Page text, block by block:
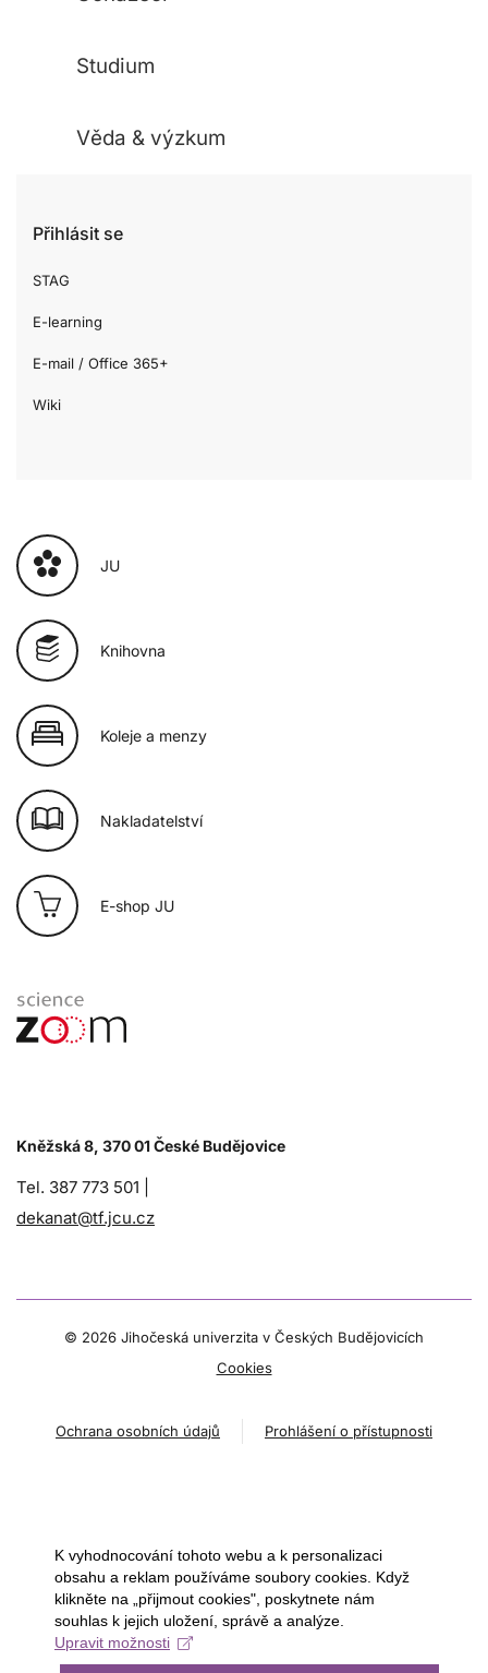
Studium
Věda & výzkum
Přihlásit se
STAG
E-learning
E-mail / Office 365+
Wiki
JU
Knihovna
Koleje a menzy
Nakladatelství
E-shop JU
Kněžská 8, 370 01 České Budějovice
Tel. 387 773 501 |
dekanat@tf.jcu.cz
© 2026 Jihočeská univerzita v Českých Budějovicích
Cookies
Ochrana osobních údajů Prohlášení o přístupnosti
K vyhodnocování tohoto webu a k personalizaci
obsahu a reklam používáme soubory cookies. Když
klikněte na „přijmout cookies", poskytnete nám
souhlas k jejich uložení, správě a analýze.
Upravit možnosti